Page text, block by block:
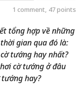
1 comment, 47points
tổng hợp về những
gian qua đó là:
tướng hay nhất?
cờ tướng ở đâu
tướng hay?